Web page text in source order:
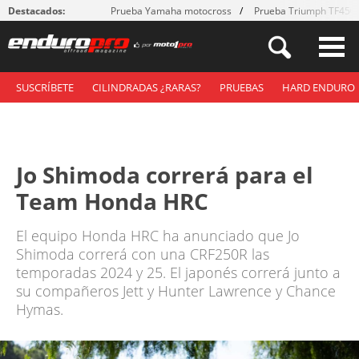
Destacados: Prueba Yamaha motocross Prueba Triumph
SUSCRÍBETE CILINDRADAS ¿RARAS? PRUEBAS HARD ENDURO
Jo Shimoda correrá para el
Team Honda HRC
El equipo Honda HRC ha anunciado que Jo
Shimoda correrá con una CRF250R las
temporadas 2024 y 25. El japonés correrá junto a
su compañeros Jett y Hunter Lawrence y Chance
Hymas.